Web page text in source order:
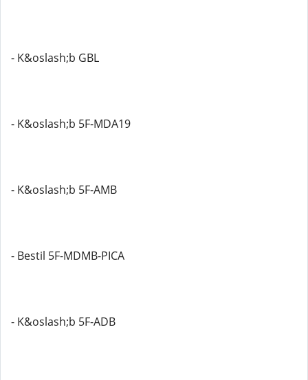
- K&oslash;b GBL
- K&oslash;b 5F-MDA19
- K&oslash;b 5F-AMB
- Bestil 5F-MDMB-PICA
- K&oslash;b 5F-ADB